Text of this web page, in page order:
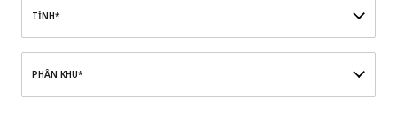
TỈNH*
PHÂN KHU*